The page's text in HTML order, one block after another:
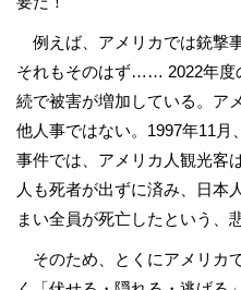
例えば、アメリカでは銃撃
それもそのはず…… 2022年度
続で被害が増加している。ア
他人事ではない。1997年11
事件では、アメリカ人観光客
人も死者が出ずに済み、日本
まい全員が死亡したという、
そのため、とくにアメリカ